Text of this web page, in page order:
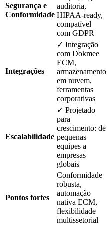
Segurança e
Conformidade
auditoria,
HIPAA-ready,
compatível
com GDPR
Integrações
✓ Integração
com Dokmee
ECM,
armazenamento
em nuvem,
ferramentas
corporativas
Escalabilidade
✓ Projetado
para
crescimento: de
pequenas
equipes a
empresas
globais
Pontos fortes
Conformidade
robusta,
automação
nativa ECM,
flexibilidade
multissetorial